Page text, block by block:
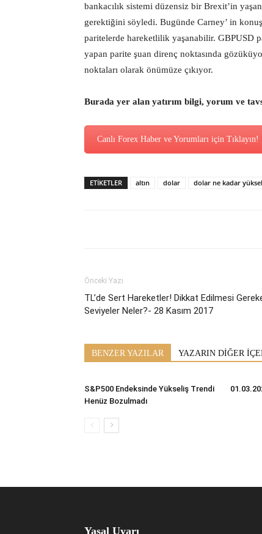
bankacılık sistemi düzensiz bir Brexit’in
gerektiğini söyledi. Bugünde Carney’ in
paritelerde hareketlilik yaşanabilir. GBPUSD
yapan parite şuan direnç noktasında
noktaları olarak önümüze çıkıyor.
Burada yer alan yatırım bilgi, yorum ve
Canlı Forex Haber ve Yorumları için Tıklayın!
ETİKETLER altın dolar dolar ne kadar
Önceki Yazı
TL’de Sert Hareketler! Dikkat Edilmesi
Seviyeler Neler?- 28 Kasım 2017
BENZER YAZILAR YAZARIN DİĞER
S&P500 Endeksinde Yükseliş Trendi
Henüz Bozulmadı
Yasal Uyarı